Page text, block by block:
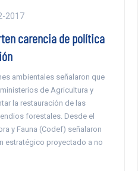
2017
carencia de política
ambientales señalaron que
de Agricultura y
la restauración de las
forestales. Desde el
y Fauna (Codef) señalaron
estratégico proyectado a no